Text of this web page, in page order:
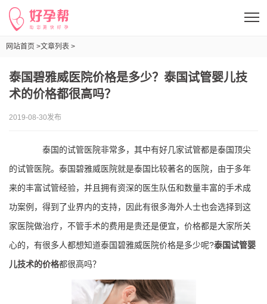
网站首页 >文章列表 >
泰国碧雅威医院价格是多少？泰国试管婴儿技
术的价格都很高吗？
2019-08-30发布
泰国的试管医院非常多，其中有好几家试管都是泰国顶尖
的试管医院。泰国碧雅威医院就是泰国比较著名的医院，由于多年
来的丰富试管经验，并且拥有资深的医生队伍和数量丰富的手术成
功案例，得到了业界内的支持，因此有很多海外人士也会选择到这
家医院做治疗，不管手术的费用是贵还是便宜，价格都是大家所关
心的，有很多人都想知道泰国碧雅威医院价格是多少呢?泰国试管婴
儿技术的价格都很高吗？